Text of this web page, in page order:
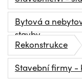
Bytová a
stavby
Rekonstrukce
Stavební firmy -